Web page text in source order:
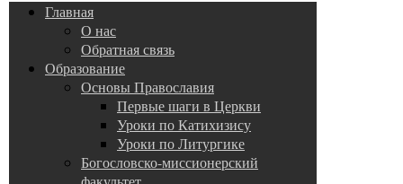
Главная
О нас
Обратная связь
Образование
Основы Православия
Первые шаги в Церкви
Уроки по Катихизису
Уроки по Литургике
Богословско-миссионерский